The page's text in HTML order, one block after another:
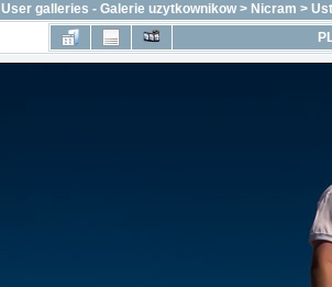
User galleries - Galerie uzytkownikow> Nicram >